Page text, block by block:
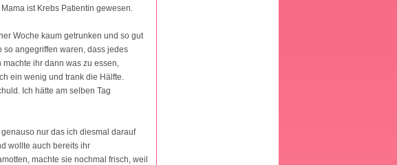
ist Krebs Patientin gewesen.
Woche kaum getrunken und so gut
angegriffen waren, dass jedes
machte ihr dann was zu essen,
ein wenig und trank die Hälfte.
Ich hätte am selben Tag
nur das ich diesmal darauf
wollte auch bereits ihr
machte sie nochmal frisch, weil